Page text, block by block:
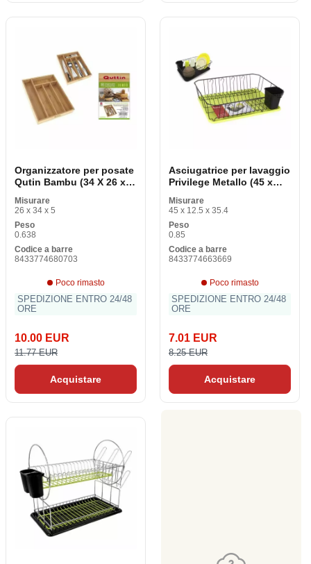
Organizzatore per posate
Qutin Bambu (34 X 26 x 4
Misurare
26 x 34 x 5
Peso
0.638
Codice a barre
8433774680703
Poco rimasto
SPEDIZIONE ENTRO 24/48
ORE
10.00 EUR
11.77 EUR
Acquistare
Asciugatrice per lavaggio
Privilege Metallo (45 x
Misurare
45 x 12.5 x 35.4
Peso
0.85
Codice a barre
8433774663669
Poco rimasto
SPEDIZIONE ENTRO 24/48
ORE
7.01 EUR
8.25 EUR
Acquistare